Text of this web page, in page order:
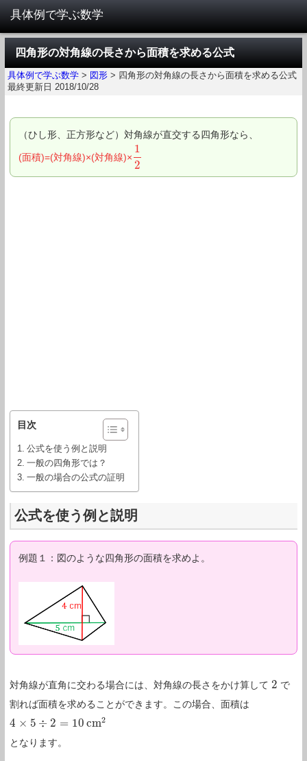
四角形の対角線の長さから面積を求める公式
具体例で学ぶ数学 > 図形 > 四角形の対角線の長さから面積を求める公式
最終更新日 2018/10/28
（ひし形、正方形など）対角線が直交する四角形なら、
(面積)=(対角線)×(対角線)×
1
2
12
目次
公式を使う例と説明
一般の四角形では？
一般の場合の公式の証明
公式を使う例と説明
例題１：図のような四角形の面積を求めよ。
対角線が直角に交わる場合には、対角線の長さをかけ算して 2
2 で
割れば面積を求めることができます。この場合、面積は
4 × 5 ÷ 2 = 10 cm2
4 ×5 ÷2 =10c m2
となります。